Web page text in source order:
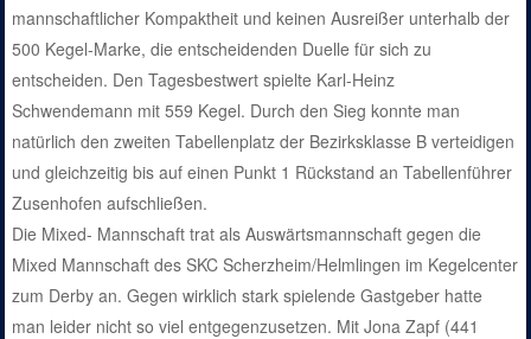
mannschaftlicher Kompaktheit und keinen Ausreißer unterhalb der
500 Kegel-Marke, die entscheidenden Duelle für sich zu
entscheiden. Den Tagesbestwert spielte Karl-Heinz
Schwendemann mit 559 Kegel. Durch den Sieg konnte man
natürlich den zweiten Tabellenplatz der Bezirksklasse B verteidigen
und gleichzeitig bis auf einen Punkt 1 Rückstand an Tabellenführer
Zusenhofen aufschließen.
Die Mixed- Mannschaft trat als Auswärtsmannschaft gegen die
Mixed Mannschaft des SKC Scherzheim/Helmlingen im Kegelcenter
zum Derby an. Gegen wirklich stark spielende Gastgeber hatte
man leider nicht so viel entgegenzusetzen. Mit Jona Zapf (441